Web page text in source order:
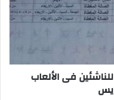
فى الألعاب